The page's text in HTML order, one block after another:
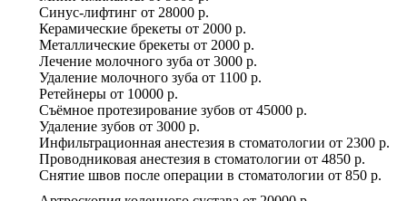
Синус-лифтинг от 28000 р.
Керамические брекеты от 2000 р.
Металлические брекеты от 2000 р.
Лечение молочного зуба от 3000 р.
Удаление молочного зуба от 1100 р.
Ретейнеры от 10000 р.
Съёмное протезирование зубов от 45000 р.
Удаление зубов от 3000 р.
Инфильтрационная анестезия в стоматологии от 2300 р.
Проводниковая анестезия в стоматологии от 4850 р.
Снятие швов после операции в стоматологии от 850 р.